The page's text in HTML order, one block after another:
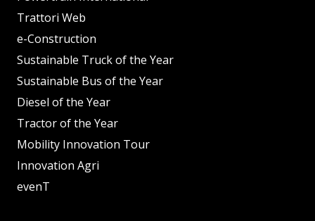
Trattori Web
e-Construction
Sustainable Truck of the Year
Sustainable Bus of the Year
Diesel of the Year
Tractor of the Year
Mobility Innovation Tour
Innovation Agri
evenT